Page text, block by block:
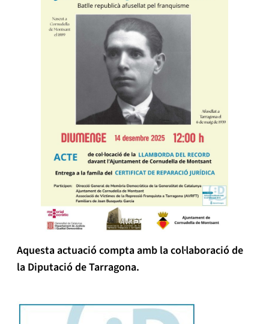
Aquesta actuació compta amb la col·laboració de
la Diputació de Tarragona.